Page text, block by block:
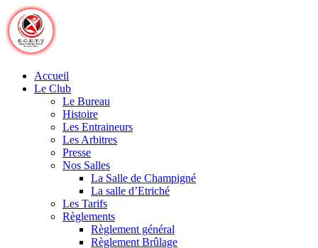
Skip
to
content
Accueil
Le Club
Le Bureau
Histoire
Les Entraineurs
Les Arbitres
Presse
Nos Salles
La Salle de Champigné
La salle d’Etriché
Les Tarifs
Règlements
Règlement général
Règlement Brûlage